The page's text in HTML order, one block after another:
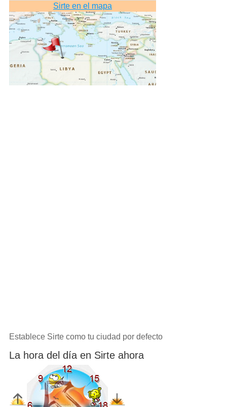
Sirte en el mapa
Establece Sirte como tu ciudad por defecto
La hora del día en Sirte ahora